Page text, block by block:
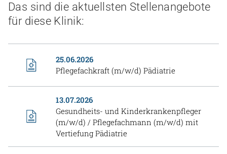
Das sind die aktuellsten Stellenangebote
für diese Klinik:
25.06.2026
Pflegefachkraft (m/w/d) Pädiatrie
13.07.2026
Gesundheits- und Kinderkrankenpfleger
(m/w/d) / Pflegefachmann (m/w/d) mit
Vertiefung Pädiatrie